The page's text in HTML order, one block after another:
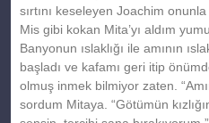
sırtını keseleyen Joachim onunla
Mis gibi kokan Mita’yı aldım
Banyonun ıslaklığı ile amının
başladı ve kafamı geri itip
olmuş inmek bilmiyor zaten.
sordum Mitaya. “Götümün